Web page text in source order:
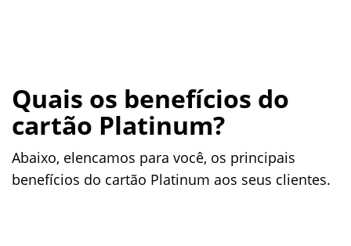
Quais os benefícios do
cartão Platinum?
Abaixo, elencamos para você, os principais
benefícios do cartão Platinum aos seus clientes.